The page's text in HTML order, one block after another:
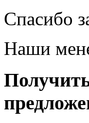
Спасибо
Наши